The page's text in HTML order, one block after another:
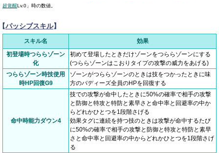
超覚醒Lv.0」時の数値。
パッシブスキル】
スキル名
効果
初登場時つららゾーン
化
初めて登場したときだけゾーンをつららゾーンにする
(つららゾーンはこおりタイプの攻撃の威力をあげる)
つららゾーン時技使用
時HP回復G9
ゾーンがつららゾーンのときは技をつかったときに味
方のバディーズ全員のHPを回復する
命中時能力ダウン4
技での攻撃が命中したときに50%の確率で相手の攻撃
と防御と特攻と特防と素早さと命中率と回避率の中か
らどれかひとつを1段階さげる
効果タグに連続を持つ技のときは攻撃が命中するたび
に50%の確率で相手の攻撃と防御と特攻と特防と素早
さと命中率と回避率の中からどれかひとつを1段階さげ
る